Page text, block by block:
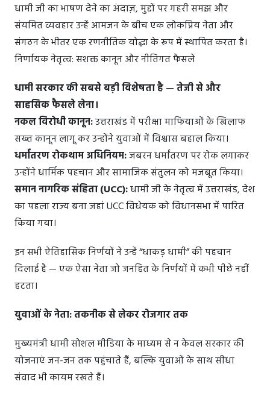
धामी जी का भाषण देने का अंदाज़, मुद्दों पर गहरी समझ और
संयमित व्यवहार उन्हें आमजन के बीच एक लोकप्रिय नेता और
संगठन के भीतर एक रणनीतिक योद्धा के रूप में स्थापित करता है।
निर्णायक नेतृत्व: सशक्त कानून और नीतिगत फैसले
धामी सरकार की सबसे बड़ी विशेषता है — तेजी से और
साहसिक फैसले लेना।
नकल विरोधी कानून:उत्तराखंड में परीक्षा माफियाओं के खिलाफ
सख्त कानून लागू कर उन्होंने युवाओं में विश्वास बहाल किया।
धर्मांतरण रोकथाम अधिनियम:जबरन धर्मांतरण पर रोक लगाकर
उन्होंने धार्मिक पहचान और सामाजिक संतुलन को मजबूत किया।
समान नागरिक संहिता (UCC):धामी जी के नेतृत्व में उत्तराखंड, देश
का पहला राज्य बना जहां UCC विधेयक को विधानसभा में पारित
किया गया।
इन सभी ऐतिहासिक निर्णयों ने उन्हें “धाकड़ धामी” की पहचान
दिलाई है — एक ऐसा नेता जो जनहित के निर्णयों में कभी पीछे नहीं
हटता।
युवाओं के नेता: तकनीक से लेकर रोजगार तक
मुख्यमंत्री धामी सोशल मीडिया के माध्यम से न केवल सरकार की
योजनाएं जन-जन तक पहुंचाते हैं, बल्कि युवाओं के साथ सीधा
संवाद भी कायम रखते हैं।